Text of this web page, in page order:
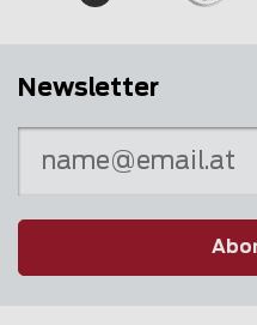
Newsletter